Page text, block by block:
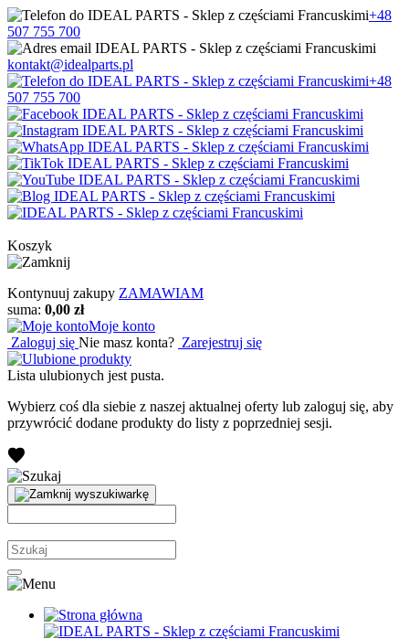
+48
507 755 700
kontakt@idealparts.pl
+48
507 755 700
Koszyk
Kontynuuj zakupy ZAMAWIAM
suma: 0,00 zł
Moje konto
Zaloguj się Nie masz konta? Zarejestruj się
Lista ulubionych jest pusta.
Wybierz coś dla siebie z naszej aktualnej oferty lub zaloguj się, aby
przywrócić dodane produkty do listy z poprzedniej sesji.